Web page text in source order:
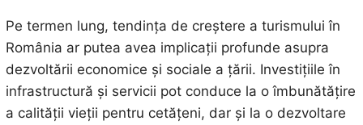
Pe termen lung, tendința de creștere a turismului în
România ar putea avea implicații profunde asupra
dezvoltării economice și sociale a țării. Investițiile în
infrastructură și servicii pot conduce la o îmbunătățire
a calității vieții pentru cetățeni, dar și la o dezvoltare